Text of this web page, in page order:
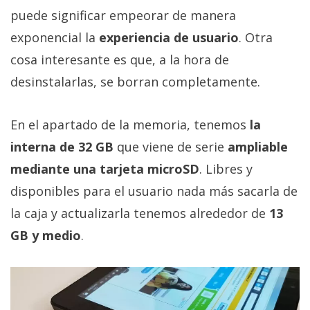
puede significar empeorar de manera
exponencial la experiencia de usuario. Otra
cosa interesante es que, a la hora de
desinstalarlas, se borran completamente.
En el apartado de la memoria, tenemos la
interna de 32 GB que viene de serie ampliable
mediante una tarjeta microSD. Libres y
disponibles para el usuario nada más sacarla de
la caja y actualizarla tenemos alrededor de 13
GB y medio.